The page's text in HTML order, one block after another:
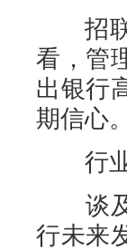
招联
看，管
出银行
期信心
行业
谈及
行未来